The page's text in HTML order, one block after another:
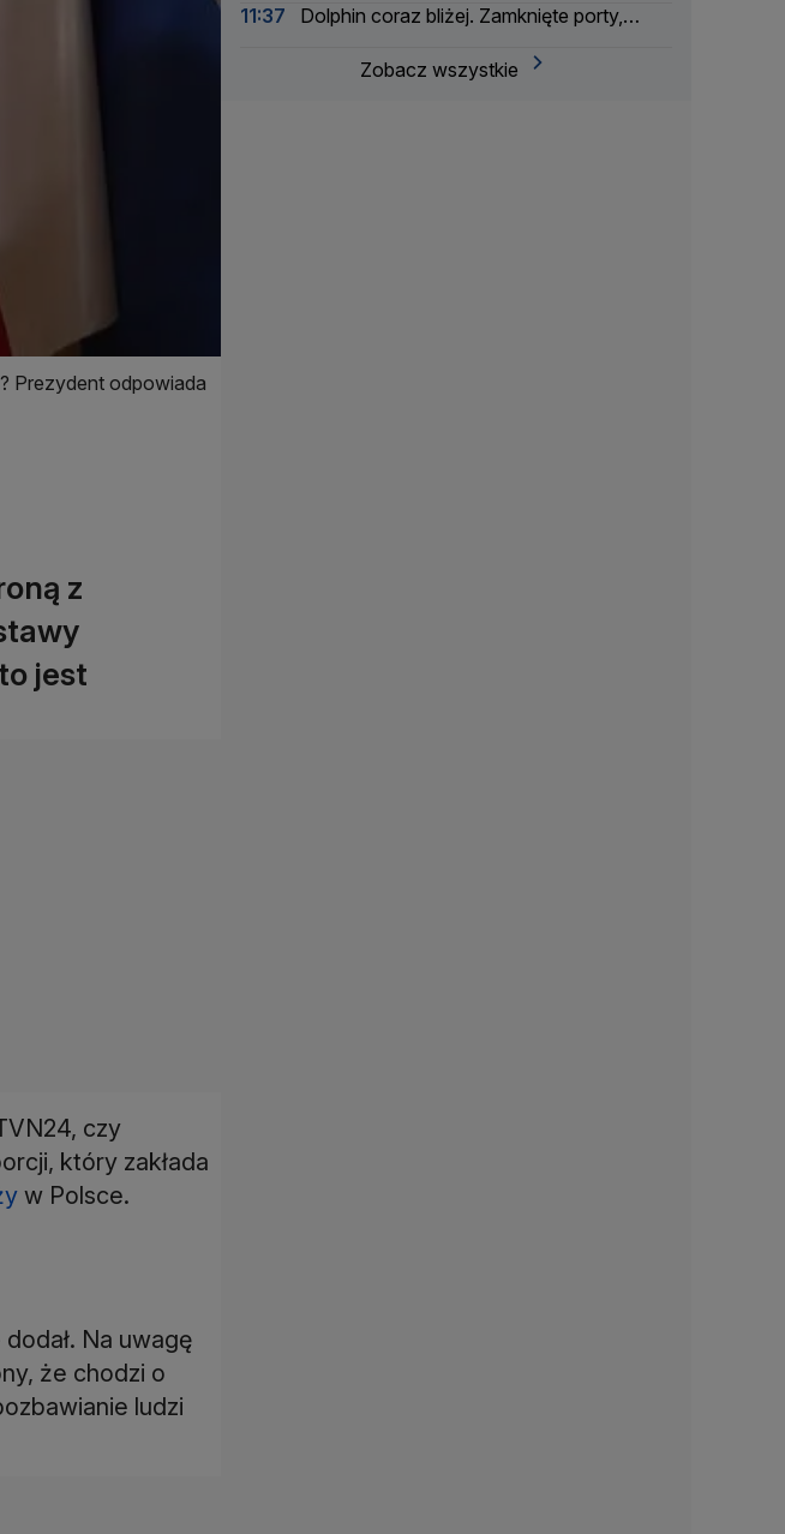
Prezydent odpowiada
z
jest
czy
który zakłada
w Polsce.
Na uwagę
że chodzi o
ludzi
11:37
Dolphin coraz bliżej. Zamknięte porty,
Zobacz wszystkie